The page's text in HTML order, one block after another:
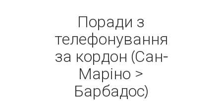
Поради з
телефонування
за кордон (Сан-
Маріно >
Барбадос)